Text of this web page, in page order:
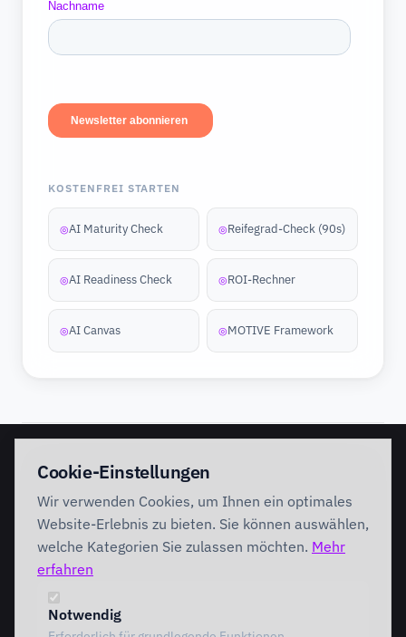
KOSTENFREI STARTEN
◎AI Maturity Check ◎Reifegrad-Check (90s)
◎AI Readiness Check ◎ROI-Rechner
◎AI Canvas ◎MOTIVE Framework
Discovery Workshop
Förderung
INTERVENTION
AI Intervention
AI Governance
Foundation
Performing
Branchenlösungen
Cookie-Einstellungen
Wir verwenden Cookies, um Ihnen ein optimales
Website-Erlebnis zu bieten. Sie können auswählen,
welche Kategorien Sie zulassen möchten. Mehr
erfahren
Notwendig